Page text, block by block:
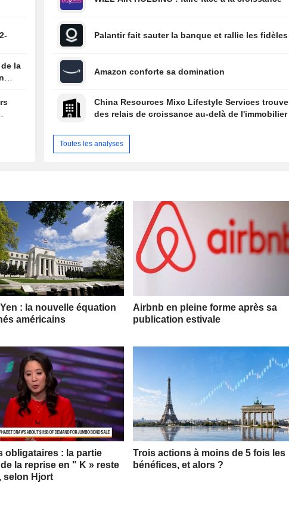
la
Palantir fait sauter la banque et rallie les fidèles
Amazon conforte sa domination
China Resources Mixc Lifestyle Services trouve
des relais de croissance au-delà de l'immobilier
Toutes les analyses
: la nouvelle équation
américains
Airbnb en pleine forme après sa
publication estivale
obligataires : la partie
la reprise en " K » reste
selon Hjort
Trois actions à moins de 5 fois les
bénéfices, et alors ?